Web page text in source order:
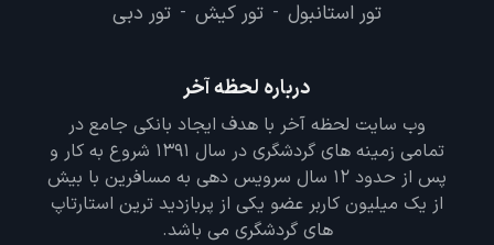
تور استانبول - تور کیش - تور دبی
درباره لحظه آخر
وب سایت لحظه آخر با هدف ایجاد بانکی جامع در
تمامی زمینه های گردشگری در سال 1391 شروع به کار و
پس از حدود 12 سال سرویس دهی به مسافرین با بیش
از یک میلیون کاربر عضو یکی از پربازدید ترین استارتاپ
های گردشگری می باشد.